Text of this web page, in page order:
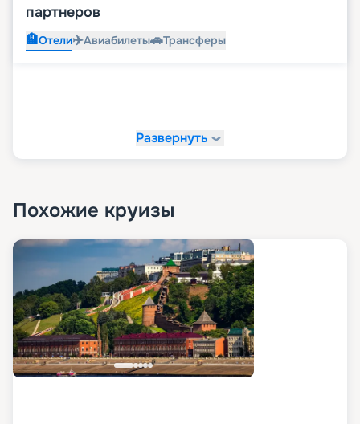
партнеров
🏨Отели✈️Авиабилеты🚗Трансферы
Развернуть
Похожие круизы